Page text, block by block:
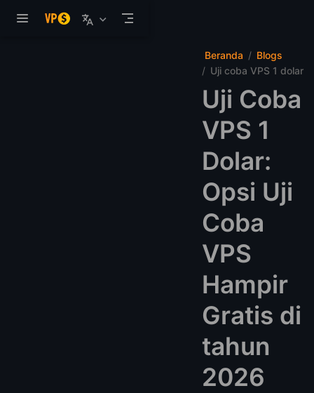
Beranda
Blogs
Uji coba VPS 1 dolar
Uji Coba
VPS 1
Dolar:
Opsi Uji
Coba
VPS
Hampir
Gratis di
tahun
2026